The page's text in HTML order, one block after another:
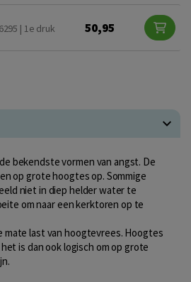
| 1e druk
50,95
bekendste vormen van angst. De
op grote hoogtes op. Sommige
niet in diep helder water te
om naar een kerktoren op te
last van hoogtevrees. Hoogtes
is dan ook logisch om op grote